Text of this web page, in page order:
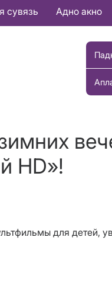
сувязь Адно акно
HD»!
для детей,